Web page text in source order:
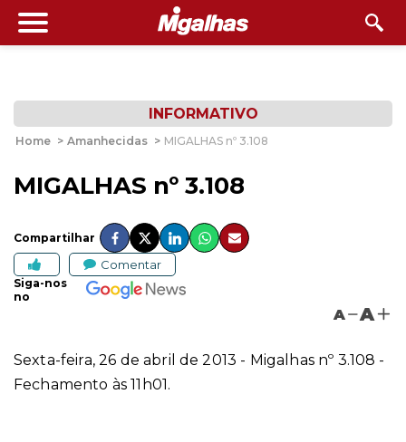
INFORMATIVO
Home > Amanhecidas > MIGALHAS nº 3.108
MIGALHAS nº 3.108
Compartilhar
Comentar
Siga-nos
no
A A
Sexta-feira, 26 de abril de 2013 - Migalhas nº 3.108 -
Fechamento às 11h01.